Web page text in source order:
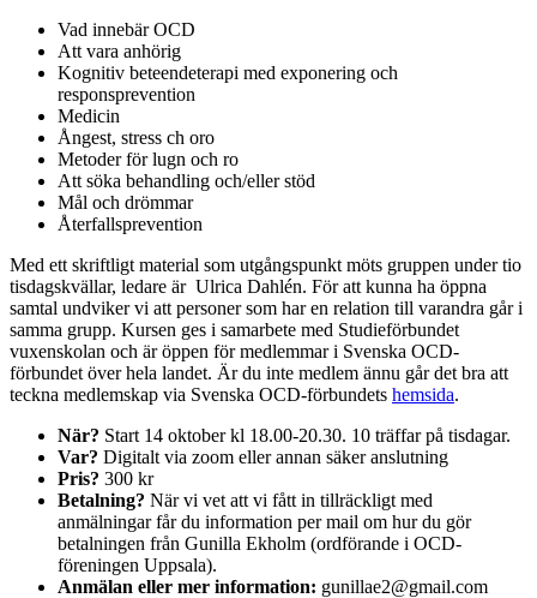
Vad innebär OCD
Att vara anhörig
Kognitiv beteendeterapi med exponering och
responsprevention
Medicin
Ångest, stress ch oro
Metoder för lugn och ro
Att söka behandling och/eller stöd
Mål och drömmar
Återfallsprevention
Med ett skriftligt material som utgångspunkt möts gruppen under tio
tisdagskvällar, ledare är Ulrica Dahlén. För att kunna ha öppna
samtal undviker vi att personer som har en relation till varandra går i
samma grupp. Kursen ges i samarbete med Studieförbundet
vuxenskolan och är öppen för medlemmar i Svenska OCD-
förbundet över hela landet. Är du inte medlem ännu går det bra att
teckna medlemskap via Svenska OCD-förbundets hemsida.
När? Start 14 oktober kl 18.00-20.30. 10 träffar på tisdagar.
Var? Digitalt via zoom eller annan säker anslutning
Pris? 300 kr
Betalning? När vi vet att vi fått in tillräckligt med
anmälningar får du information per mail om hur du gör
betalningen från Gunilla Ekholm (ordförande i OCD-
föreningen Uppsala).
Anmälan eller mer information: gunillae2@gmail.com